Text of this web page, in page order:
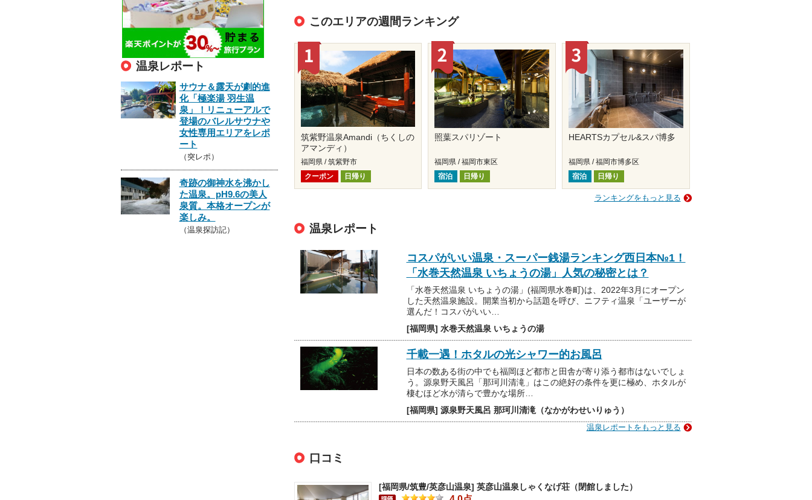
このエリアの週間ランキング
筑紫野温泉Amandi（ちくしの
アマンディ）
福岡県 / 筑紫野市
クーポン
日帰り
照葉スパリゾート
福岡県 / 福岡市東区
宿泊
日帰り
HEARTSカプセル&スパ博多
福岡県 / 福岡市博多区
宿泊
日帰り
ランキングをもっと見る
温泉レポート
コスパがいい温泉・スーパー銭湯ランキング西日本№1！
「水巻天然温泉 いちょうの湯」人気の秘密とは？
「水巻天然温泉 いちょうの湯」(福岡県水巻町)は、2022年3月にオープン
した天然温泉施設。開業当初から話題を呼び、ニフティ温泉「ユーザーが
選んだ！コスパがいい…
[福岡県] 水巻天然温泉 いちょうの湯
千載一遇！ホタルの光シャワー的お風呂
日本の数ある街の中でも福岡ほど都市と田舎が寄り添う都市はないでしょ
う。源泉野天風呂「那珂川清滝」はこの絶好の条件を更に極め、ホタルが
棲むほど水が清らで豊かな場所…
[福岡県] 源泉野天風呂 那珂川清滝（なかがわせいりゅう）
温泉レポートをもっと見る
口コミ
[福岡県/筑豊/英彦山温泉] 英彦山温泉しゃくなげ荘（閉館しました）
温泉レポート
サウナ＆露天が劇的進
化「極楽湯 羽生温
泉」！リニューアルで
登場のバレルサウナや
女性専用エリアをレポ
ート
（突レポ）
奇跡の御神水を沸かし
た温泉。pH9.6の美人
泉質。本格オープンが
楽しみ。
（温泉探訪記）